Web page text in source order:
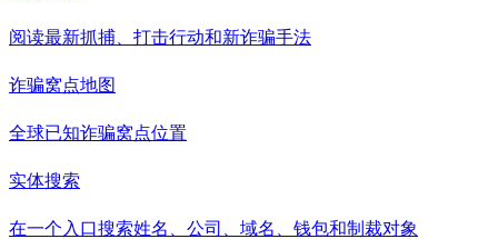
阅读最新抓捕、打击行动和新诈骗手法
诈骗窝点地图
全球已知诈骗窝点位置
实体搜索
在一个入口搜索姓名、公司、域名、钱包和制裁对象